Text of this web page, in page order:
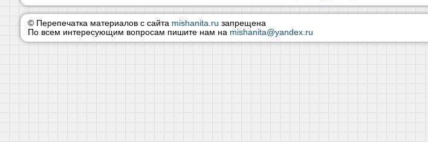
© Перепечатка материалов с сайта mishanita.ru запрещена
По всем интересующим вопросам пишите нам на mishanita@yandex.ru